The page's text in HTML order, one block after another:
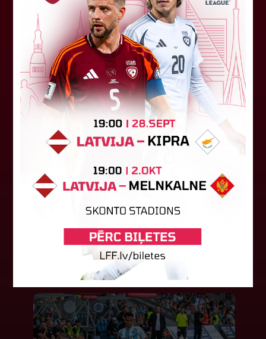
08. augusts 2026.
LFF Disciplinārlietu komitejas sēdes protokols
Nr. DK 26/-38 Rīgā, 2026. gada 6. augustā.
Piedalās:Komitejas locekļi: Jevgenija
Tverjanoviča-Bore, Raivis Grīnbergs...